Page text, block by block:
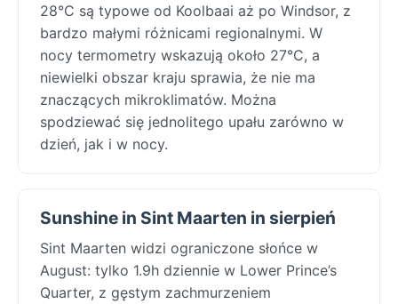
28°C są typowe od Koolbaai aż po Windsor, z
bardzo małymi różnicami regionalnymi. W
nocy termometry wskazują około 27°C, a
niewielki obszar kraju sprawia, że nie ma
znaczących mikroklimatów. Można
spodziewać się jednolitego upału zarówno w
dzień, jak i w nocy.
Sunshine in Sint Maarten in sierpień
Sint Maarten widzi ograniczone słońce w
August: tylko 1.9h dziennie w Lower Prince’s
Quarter, z gęstym zachmurzeniem